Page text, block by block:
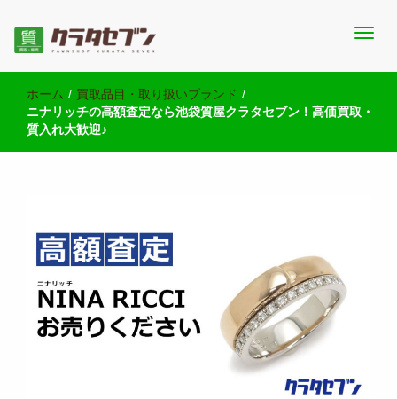
池袋の質屋クラタセブン 公式BLOG
績・販売商品情報や雑記をお届けします。
ホーム / 買取品目・取り扱いブランド /
ニナリッチの高額査定なら池袋質屋クラタセブン！高価買取・
質入れ大歓迎♪